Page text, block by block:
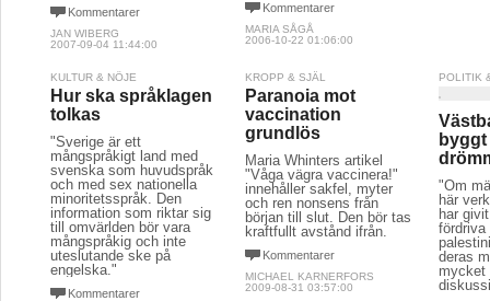
Kommentarer
JAN WIBERG
2007-09-04 11:44:00
Kommentarer
MARIA SÅGÅ
2006-10-22 01:06:00
KULTUR & NÖJE
Hur ska språklagen
tolkas
"Sverige är ett
mångspråkigt land med
svenska som huvudspråk
och med sex nationella
minoritetsspråk. Den
information som riktar sig
till omvärlden bör vara
mångspråkig och inte
uteslutande ske på
engelska."
Kommentarer
KROPP & SJÄL
Paranoia mot
vaccination
grundlös
Maria Whinters artikel
"Våga vägra vaccinera!"
innehåller sakfel, myter
och ren nonsens från
början till slut. Den bör tas
kraftfullt avstånd ifrån.
Kommentarer
MICHAEL KARNERFORS
2009-08-31 03:57:00
POLITIK
"Om
här
har
fördriva
deras
mycket